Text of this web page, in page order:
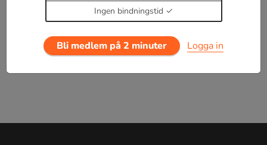
Logga inellerBli medlem nu
Ingen bindningstid
Bli medlem på 2 minuter Logga in